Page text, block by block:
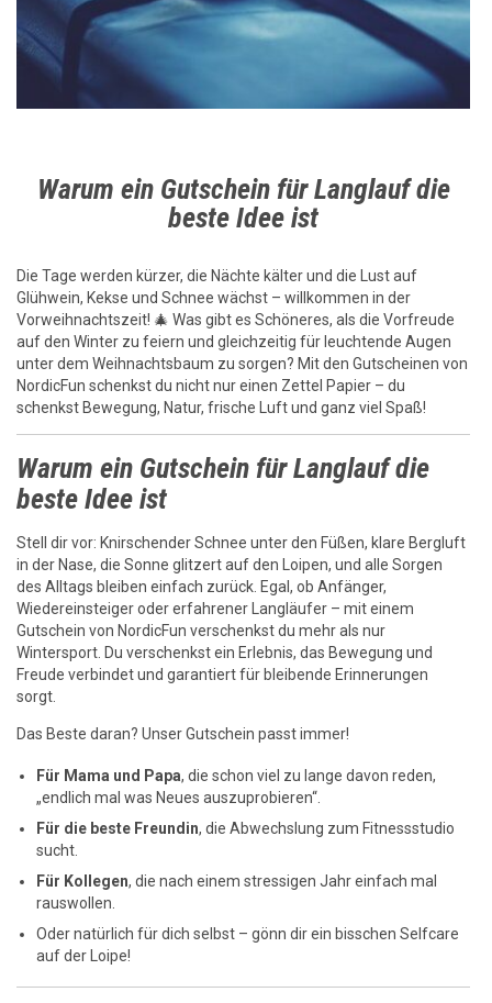
Warum ein Gutschein für Langlauf die
beste Idee ist
Die Tage werden kürzer, die Nächte kälter und die Lust auf
Glühwein, Kekse und Schnee wächst – willkommen in der
Vorweihnachtszeit! 🎄 Was gibt es Schöneres, als die Vorfreude
auf den Winter zu feiern und gleichzeitig für leuchtende Augen
unter dem Weihnachtsbaum zu sorgen? Mit den Gutscheinen von
NordicFun schenkst du nicht nur einen Zettel Papier – du
schenkst Bewegung, Natur, frische Luft und ganz viel Spaß!
Warum ein Gutschein für Langlauf die
beste Idee ist
Stell dir vor: Knirschender Schnee unter den Füßen, klare Bergluft
in der Nase, die Sonne glitzert auf den Loipen, und alle Sorgen
des Alltags bleiben einfach zurück. Egal, ob Anfänger,
Wiedereinsteiger oder erfahrener Langläufer – mit einem
Gutschein von NordicFun verschenkst du mehr als nur
Wintersport. Du verschenkst ein Erlebnis, das Bewegung und
Freude verbindet und garantiert für bleibende Erinnerungen
sorgt.
Das Beste daran? Unser Gutschein passt immer!
Für Mama und Papa, die schon viel zu lange davon reden,
„endlich mal was Neues auszuprobieren“.
Für die beste Freundin, die Abwechslung zum Fitnessstudio
sucht.
Für Kollegen, die nach einem stressigen Jahr einfach mal
rauswollen.
Oder natürlich für dich selbst – gönn dir ein bisschen Selfcare
auf der Loipe!